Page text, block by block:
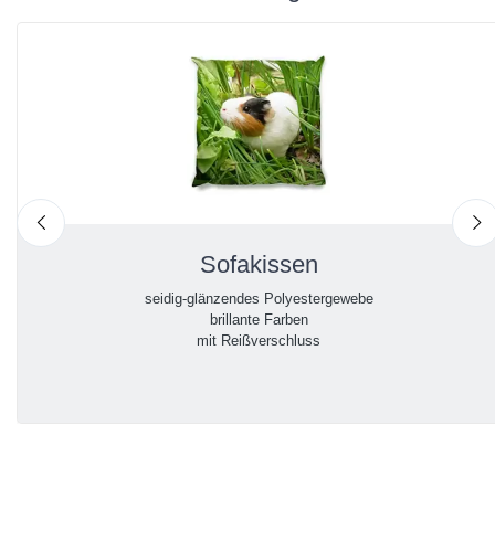
Sofakissen
seidig-glänzendes Polyestergewebe
brillante Farben
mit Reißverschluss